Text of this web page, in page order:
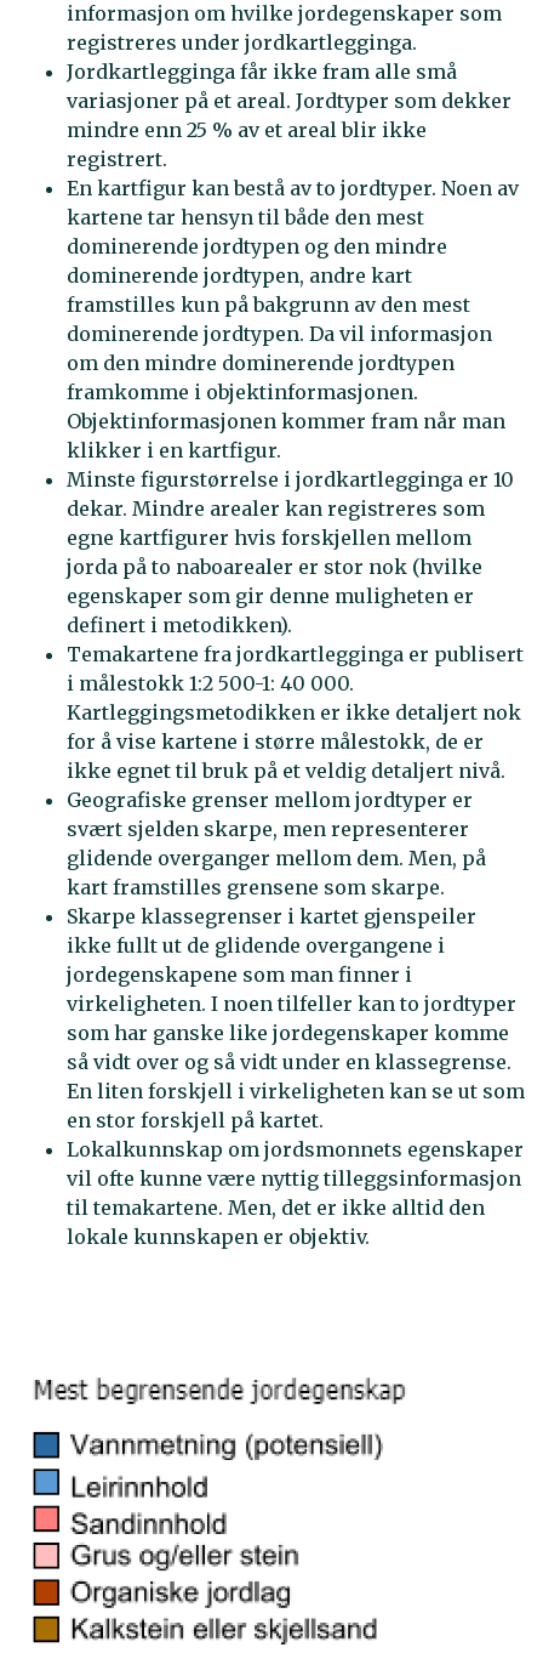
informasjon om hvilke jordegenskaper som
registreres under jordkartlegginga.
Jordkartlegginga får ikke fram alle små
variasjoner på et areal. Jordtyper som dekker
mindre enn 25 % av et areal blir ikke
registrert.
En kartfigur kan bestå av to jordtyper. Noen av
kartene tar hensyn til både den mest
dominerende jordtypen og den mindre
dominerende jordtypen, andre kart
framstilles kun på bakgrunn av den mest
dominerende jordtypen. Da vil informasjon
om den mindre dominerende jordtypen
framkomme i objektinformasjonen.
Objektinformasjonen kommer fram når man
klikker i en kartfigur.
Minste figurstørrelse i jordkartlegginga er 10
dekar. Mindre arealer kan registreres som
egne kartfigurer hvis forskjellen mellom
jorda på to naboarealer er stor nok (hvilke
egenskaper som gir denne muligheten er
definert i metodikken).
Temakartene fra jordkartlegginga er publisert
i målestokk 1:2 500-1: 40 000.
Kartleggingsmetodikken er ikke detaljert nok
for å vise kartene i større målestokk, de er
ikke egnet til bruk på et veldig detaljert nivå.
Geografiske grenser mellom jordtyper er
svært sjelden skarpe, men representerer
glidende overganger mellom dem. Men, på
kart framstilles grensene som skarpe.
Skarpe klassegrenser i kartet gjenspeiler
ikke fullt ut de glidende overgangene i
jordegenskapene som man finner i
virkeligheten. I noen tilfeller kan to jordtyper
som har ganske like jordegenskaper komme
så vidt over og så vidt under en klassegrense.
En liten forskjell i virkeligheten kan se ut som
en stor forskjell på kartet.
Lokalkunnskap om jordsmonnets egenskaper
vil ofte kunne være nyttig tilleggsinformasjon
til temakartene. Men, det er ikke alltid den
lokale kunnskapen er objektiv.